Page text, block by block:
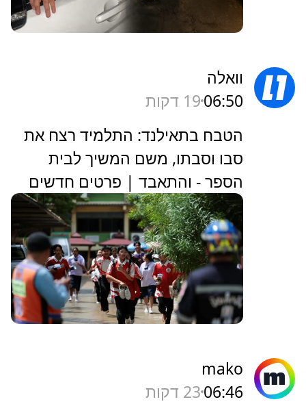
וואלה
06:5019 דקות
הטבח בתאילנד: התלמיד רצח את
סבו וסבתו, משם המשיך לבית
הספר - והתאבד | פרטים חדשים
mako
06:4623 דקות